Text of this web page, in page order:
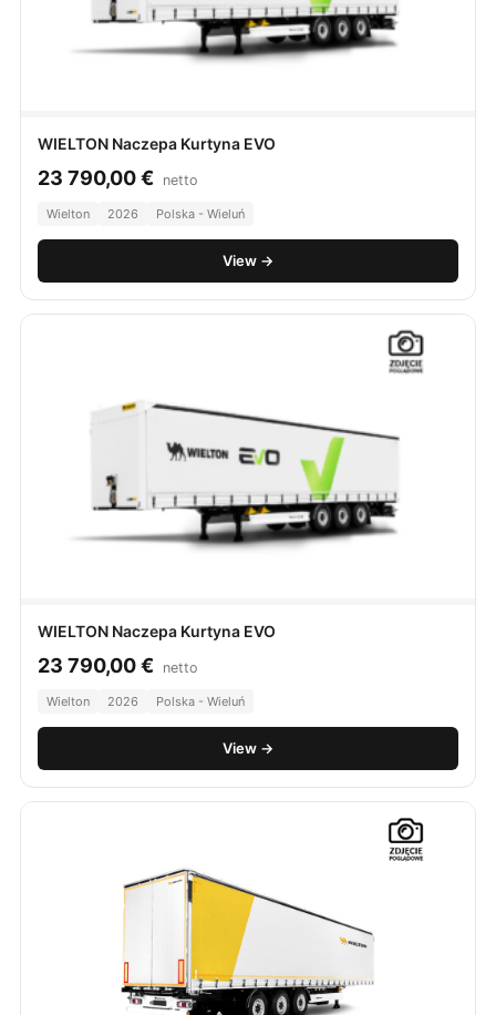
WIELTON Naczepa Kurtyna EVO
23 790,00€ netto
Wielton 2026 Polska - Wieluń
View →
WIELTON Naczepa Kurtyna EVO
23 790,00€ netto
Wielton 2026 Polska - Wieluń
View →